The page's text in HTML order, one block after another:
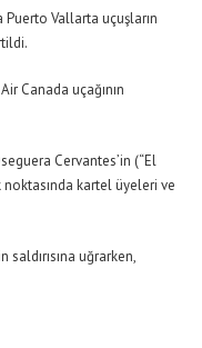
Puerto Vallarta uçuşların
Canada uçağının
Cervantes’in (“El
kartel üyeleri ve
uğrarken,